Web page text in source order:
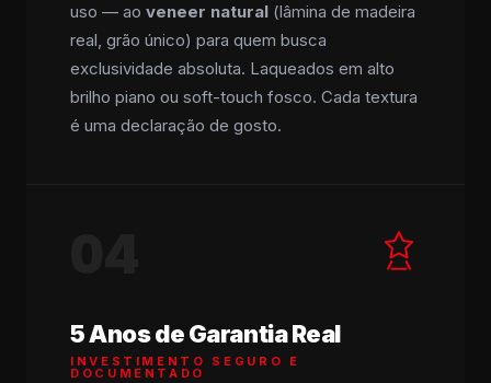
uso — ao veneer natural (lâmina de madeira
real, grão único) para quem busca
exclusividade absoluta. Laqueados em alto
brilho piano ou soft-touch fosco. Cada textura
é uma declaração de gosto.
5 Anos de Garantia Real
INVESTIMENTO SEGURO E
DOCUMENTADO